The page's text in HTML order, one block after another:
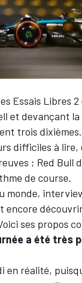
Essais Libres
et devançant
trois
difficiles à
; Red Bull
de course.
monde,
ses propos
a été très
en réalité,